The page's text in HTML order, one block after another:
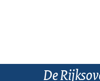
De